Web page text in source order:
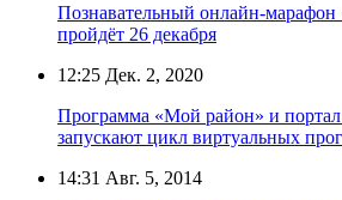
Познавательный онлайн-марафон
пройдёт 26 декабря
12:25 Дек. 2, 2020
Программа «Мой район» и
запускают цикл виртуальных
14:31 Авг. 5, 2014